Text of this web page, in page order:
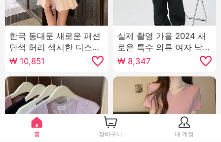
한국 동대문 새로운 패션
단색 허리 섹시한 디스플
레이 몸 중간 및 긴 섹션
₩ 10,851
실제 촬영 가을 2024 새
로운 특수 의류 여자 낙하
산 여가 와이드 레깅스 바
지 높은 허리 미국인 작은
남자 스포츠 바지
₩ 8,347
홈 장바구니 내 계정